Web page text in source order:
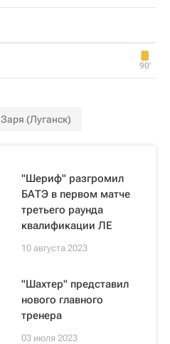
90‎’‎
Заря (Луганск)
"Шериф" разгромил
БАТЭ в первом матче
третьего раунда
квалификации ЛЕ
10 августа 2023
"Шахтер" представил
нового главного
тренера
03 июля 2023